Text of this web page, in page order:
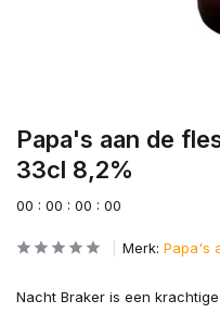
Papa's aan de
33cl 8,2%
00 : 00 : 00 : 00
Merk: Papa's
Nacht Braker is een